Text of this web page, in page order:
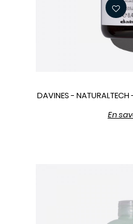
DAVINES -
En